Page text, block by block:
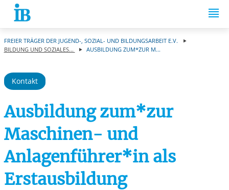
Springe zum Inhalt
FREIER TRÄGER DER JUGEND-, SOZIAL- UND BILDUNGSARBEIT E.V.
BILDUNG UND SOZIALES...
AUSBILDUNG ZUM*ZUR M...
Kontakt
Ausbildung zum*zur
Maschinen- und
Anlagenführer*in als
Erstausbildung